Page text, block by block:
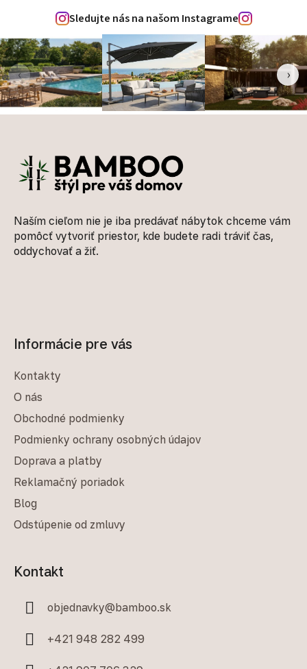
Sledujte nás na našom Instagrame
‹ ›
Naším cieľom nie je iba predávať nábytok chceme vám
pomôcť vytvoriť priestor, kde budete radi tráviť čas,
oddychovať a žiť.
Informácie pre vás
Kontakty
O nás
Obchodné podmienky
Podmienky ochrany osobných údajov
Doprava a platby
Reklamačný poriadok
Blog
Odstúpenie od zmluvy
Kontakt
objednavky@bamboo.sk
+421 948 282 499